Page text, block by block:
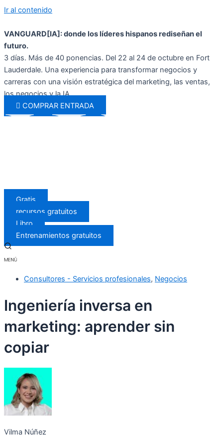
Ir al contenido
VANGUARD[IA]: donde los líderes hispanos rediseñan el
futuro.
3 días. Más de 40 ponencias. Del 22 al 24 de octubre en Fort
Lauderdale. Una experiencia para transformar negocios y
carreras con una visión estratégica del marketing, las ventas,
los negocios y la IA.
COMPRAR ENTRADA
Gratis
recursos gratuitos
Libro
Entrenamientos gratuitos
Consultores - Servicios profesionales, Negocios
Ingeniería inversa en
marketing: aprender sin
copiar
Vilma Núñez